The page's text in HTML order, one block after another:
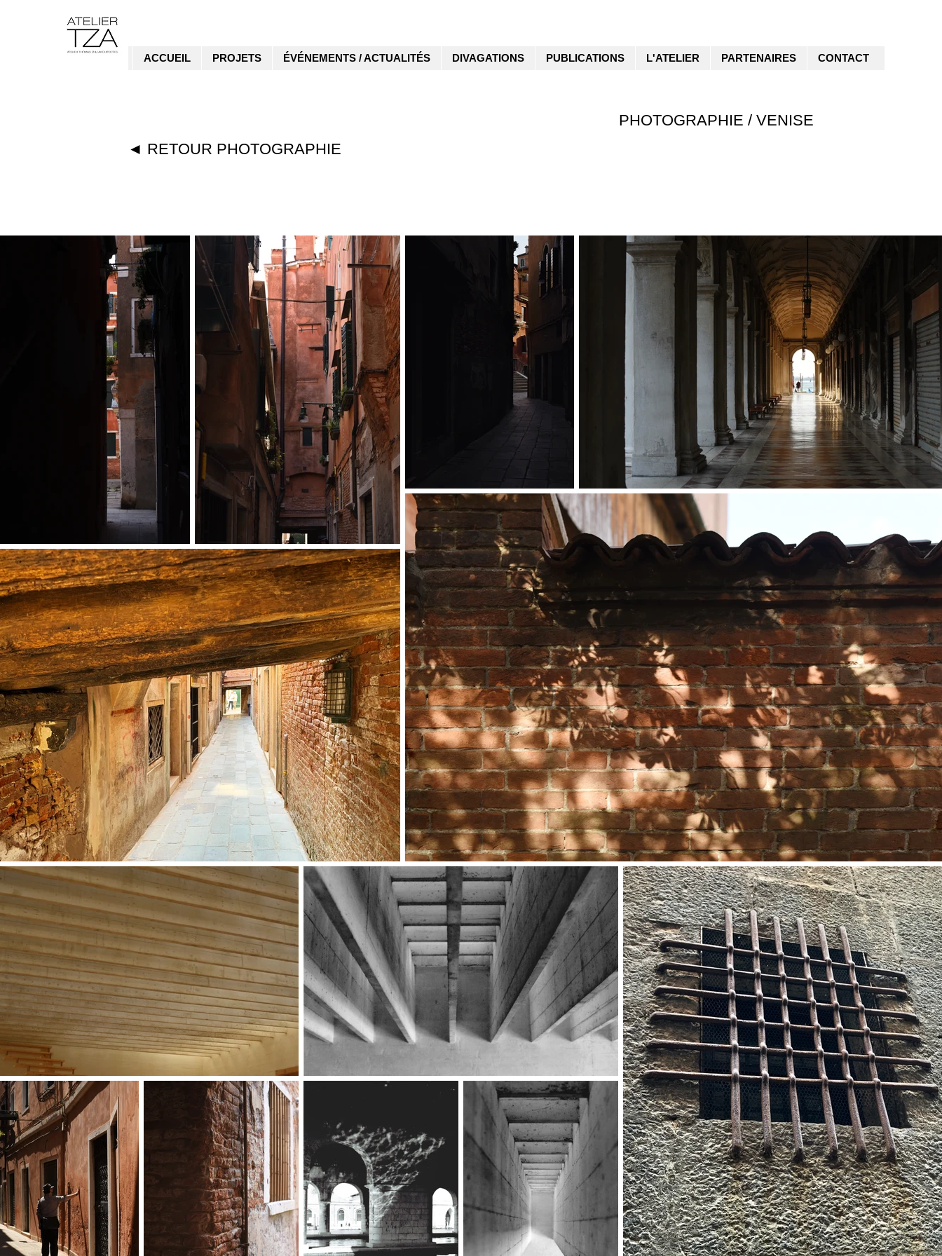
ACCUEIL PROJETS ÉVÉNEMENTS / ACTUALITÉS DIVAGATIONS PUBLICATIONS L'ATELIER PARTENAIRES CONTACT
PHOTOGRAPHIE / VENISE
◄ RETOUR PHOTOGRAPHIE